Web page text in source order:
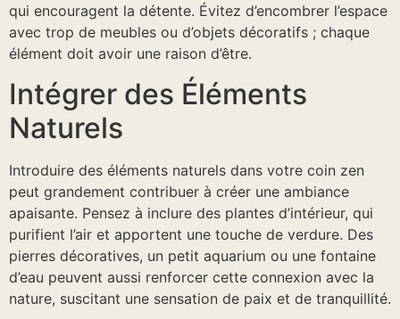
qui encouragent la détente. Évitez d’encombrer l’espace
avec trop de meubles ou d’objets décoratifs ; chaque
élément doit avoir une raison d’être.
Intégrer des Éléments
Naturels
Introduire des éléments naturels dans votre coin zen
peut grandement contribuer à créer une ambiance
apaisante. Pensez à inclure des plantes d’intérieur, qui
purifient l’air et apportent une touche de verdure. Des
pierres décoratives, un petit aquarium ou une fontaine
d’eau peuvent aussi renforcer cette connexion avec la
nature, suscitant une sensation de paix et de tranquillité.